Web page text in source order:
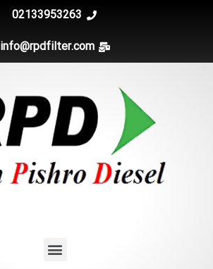
02133953263
info@rpdfilter.com